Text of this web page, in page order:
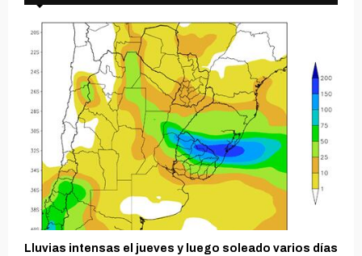
Lluvias intensas el jueves y luego soleado varios días